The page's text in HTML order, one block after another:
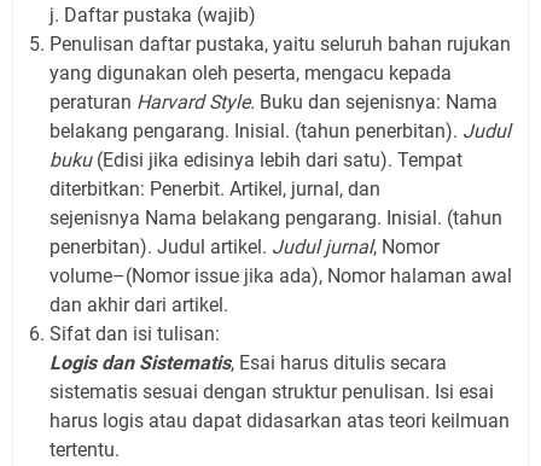
j. Daftar pustaka (wajib)
Penulisan daftar pustaka, yaitu seluruh bahan rujukan
yang digunakan oleh peserta, mengacu kepada
peraturan Harvard Style. Buku dan sejenisnya: Nama
belakang pengarang. Inisial. (tahun penerbitan). Judul
buku (Edisi jika edisinya lebih dari satu). Tempat
diterbitkan: Penerbit. Artikel, jurnal, dan
sejenisnya Nama belakang pengarang. Inisial. (tahun
penerbitan). Judul artikel. Judul jurnal, Nomor
volume–(Nomor issue jika ada), Nomor halaman awal
dan akhir dari artikel.
Sifat dan isi tulisan:
Logis dan Sistematis, Esai harus ditulis secara
sistematis sesuai dengan struktur penulisan. Isi esai
harus logis atau dapat didasarkan atas teori keilmuan
tertentu.